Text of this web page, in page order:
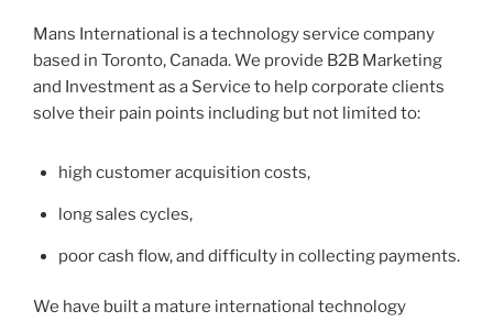
Mans International is a technology service company
based in Toronto, Canada. We provide B2B Marketing
and Investment as a Service to help corporate clients
solve their pain points including but not limited to:
high customer acquisition costs,
long sales cycles,
poor cash flow, and difficulty in collecting payments.
We have built a mature international technology